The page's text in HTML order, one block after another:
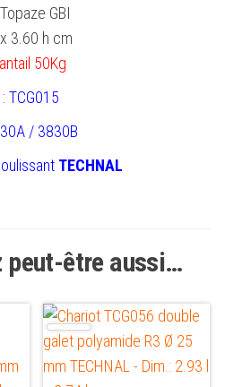
GBI
3.60 h cm
50Kg
TCG015
/ 3830B
TECHNAL
peut-être aussi…